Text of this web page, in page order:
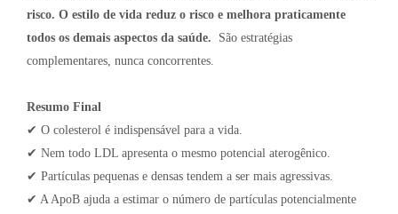
risco. O estilo de vida reduz o risco e melhora praticamente
todos os demais aspectos da saúde. São estratégias
complementares, nunca concorrentes.
Resumo Final
✔ O colesterol é indispensável para a vida.
✔ Nem todo LDL apresenta o mesmo potencial aterogênico.
✔ Partículas pequenas e densas tendem a ser mais agressivas.
✔ A ApoB ajuda a estimar o número de partículas potencialmente